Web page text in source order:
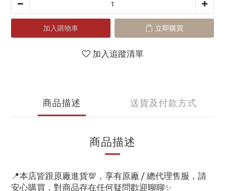
加入購物車 立即購買
加入追蹤清單
商品描述 送貨及付款方式
商品描述
📍本店皆跟原廠進貨💯，享有原廠 / 總代理售服，請
安心購買，對商品存在任何疑問歡迎聊聊✨